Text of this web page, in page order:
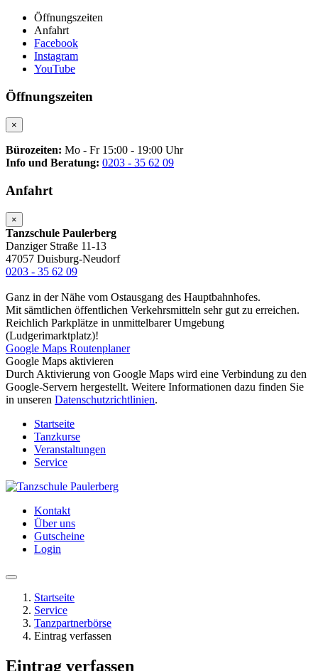
Öffnungszeiten
Anfahrt
Facebook
Instagram
YouTube
Öffnungszeiten
×
Bürozeiten: Mo - Fr 15:00 - 19:00 Uhr
Info und Beratung: 0203 - 35 62 09
Anfahrt
×
Tanzschule Paulerberg
Danziger Straße 11-13
47057 Duisburg-Neudorf
0203 - 35 62 09
Ganz in der Nähe vom Ostausgang des Hauptbahnhofes.
Mit sämtlichen öffentlichen Verkehrsmitteln sehr gut zu erreichen.
Reichlich Parkplätze in unmittelbarer Umgebung
(Ludgerimarktplatz)!
Google Maps Routenplaner
Google Maps aktivieren
Durch Aktivierung von Google Maps wird eine Verbindung zu den
Google-Servern hergestellt. Weitere Informationen dazu finden Sie
in unseren Datenschutzrichtlinien.
Startseite
Tanzkurse
Veranstaltungen
Service
Kontakt
Über uns
Gutscheine
Login
Startseite
Service
Tanzpartnerbörse
Eintrag verfassen
Eintrag verfassen